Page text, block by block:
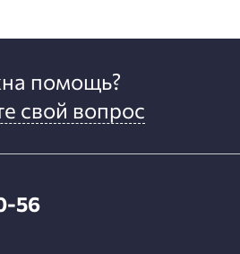
помощь?
свой вопрос
56